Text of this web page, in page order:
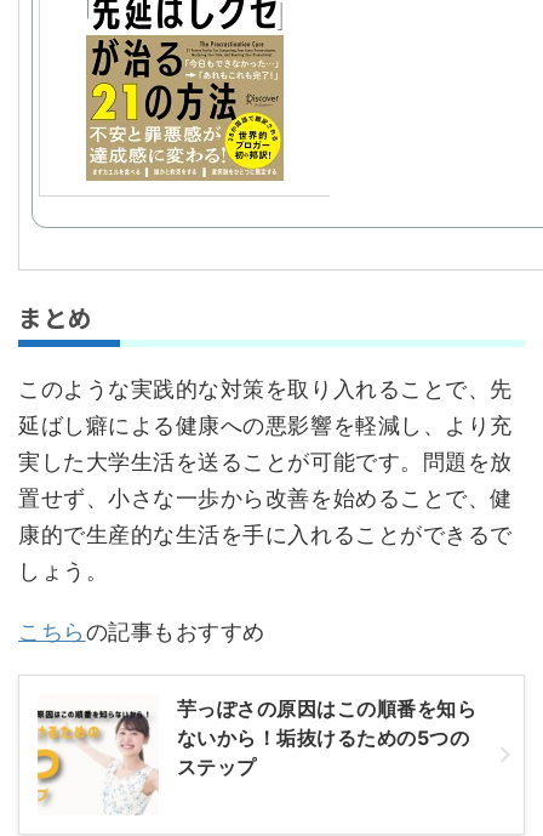
まとめ
このような実践的な対策を取り入れることで、先
延ばし癖による健康への悪影響を軽減し、より充
実した大学生活を送ることが可能です。問題を放
置せず、小さな一歩から改善を始めることで、健
康的で生産的な生活を手に入れることができるで
しょう。
こちらの記事もおすすめ
芋っぽさの原因はこの順番を知ら
ないから！垢抜けるための5つの
ステップ